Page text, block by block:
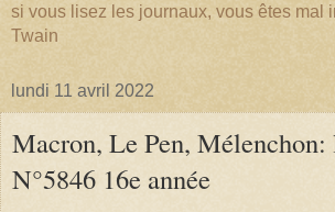
si vous lisez les journaux, vous êtes mal
Twain
lundi 11 avril 2022
Macron, Le Pen,
N°5846 16e année